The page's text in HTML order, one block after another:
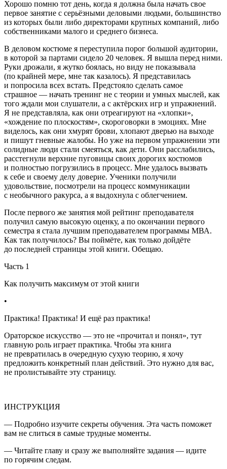
Хорошо помню тот день, когда я должна была начать свое
первое занятие с серьёзными деловыми людьми, большинство
из которых были либо директорами крупных компаний, либо
собственниками малого и среднего бизнеса.
В деловом костюме я переступила порог большой аудитории,
в которой за партами сидело 20 человек. Я вышла перед ними.
Руки дрожали, я жутко боялась, но виду не показывала
(по крайней мере, мне так казалось). Я представилась
и попросила всех встать. Предстояло сделать самое
страшное — начать тренинг не с теории и умных мыслей, как
того ждали мои слушатели, а с актёрских игр и упражнений.
Я не представляла, как они отреагируют на «хлопки»,
«хождение по плоскостям», скороговорки в эмоциях. Мне
виделось, как они хмурят брови, хлопают дверью на выходе
и пишут гневные жалобы. Но уже на первом упражнении эти
солидные люди стали смеяться, как дети. Они расслабились,
расстегнули верхние пуговицы своих дорогих костюмов
и полностью погрузились в процесс. Мне удалось вызвать
к себе и своему делу доверие. Ученики получили
удовольствие, посмотрели на процесс коммуникации
с необычного ракурса, а я выдохнула с облегчением.
После первого же занятия мой рейтинг преподавателя
получил самую высокую оценку, а по окончании первого
семестра я стала лучшим преподавателем программы МВА.
Как так получилось? Вы поймёте, как только дойдёте
до последней страницы этой книги. Обещаю.
Часть 1
Как получить максимум от этой книги
•
Практика! Практика! И ещё раз практика!
Ораторское искусство — это не «прочитал и понял», тут
главную роль играет практика. Чтобы эта книга
не превратилась в очередную сухую теорию, я хочу
предложить конкретный план действий. Это нужно для вас,
не пролистывайте эту страницу.
ИНСТРУКЦИЯ
— Подробно изучите секреты обучения. Эта часть поможет
вам не слиться в самые трудные моменты.
— Читайте главу и сразу же выполняйте задания — идите
по горячим следам.